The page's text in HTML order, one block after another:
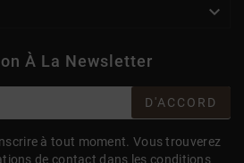

À La Newsletter
D'ACCORD
à tout moment. Vous trouverez
de contact dans les conditions